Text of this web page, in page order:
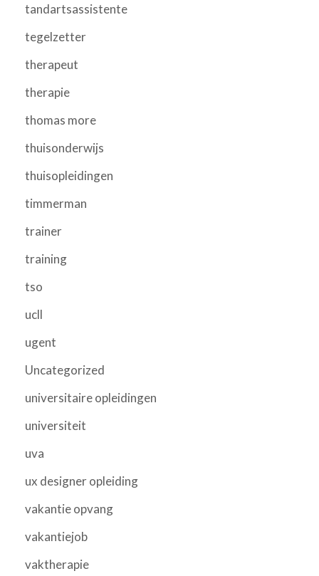
tandartsassistente
tegelzetter
therapeut
therapie
thomas more
thuisonderwijs
thuisopleidingen
timmerman
trainer
training
tso
ucll
ugent
Uncategorized
universitaire opleidingen
universiteit
uva
ux designer opleiding
vakantie opvang
vakantiejob
vaktherapie